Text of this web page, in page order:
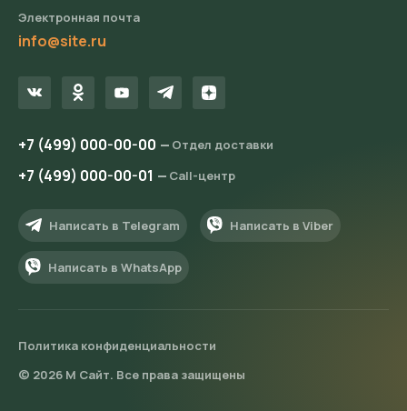
Электронная почта
info@site.ru
+7 (499) 000-00-00 Отдел доставки
+7 (499) 000-00-01 Call-центр
Написать в Telegram Написать в Viber
Написать в WhatsApp
© 2026 М Сайт. Все права защищены
Политика конфиденциальности